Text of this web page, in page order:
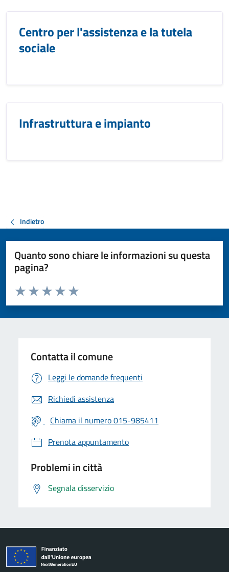
Centro per l'assistenza e la tutela
sociale
Infrastruttura e impianto
Indietro
Quanto sono chiare le informazioni su questa
pagina?
Valuta da 1 a 5 stelle la pagina
Valuta 5 stelle su 5
Valuta 4 stelle su 5
Valuta 3 stelle su 5
Valuta 2 stelle su 5
Valuta 1 stelle su 5
Contatta il comune
Leggi le domande frequenti
Richiedi assistenza
Chiama il numero 015-985411
Prenota appuntamento
Problemi in città
Segnala disservizio